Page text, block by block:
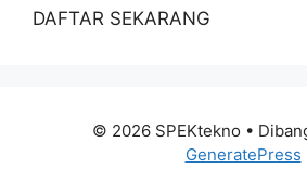
DAFTAR SEKARANG
© 2026 SPEKtekno •
GeneratePress